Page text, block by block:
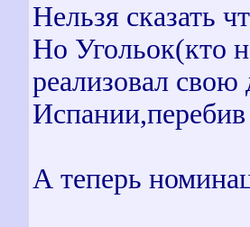
Нельзя сказать
Но Угольок(кто
реализовал
А теперь